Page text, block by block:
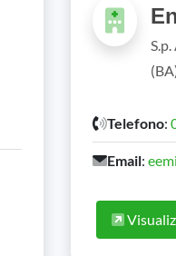
Telefono:
Email: